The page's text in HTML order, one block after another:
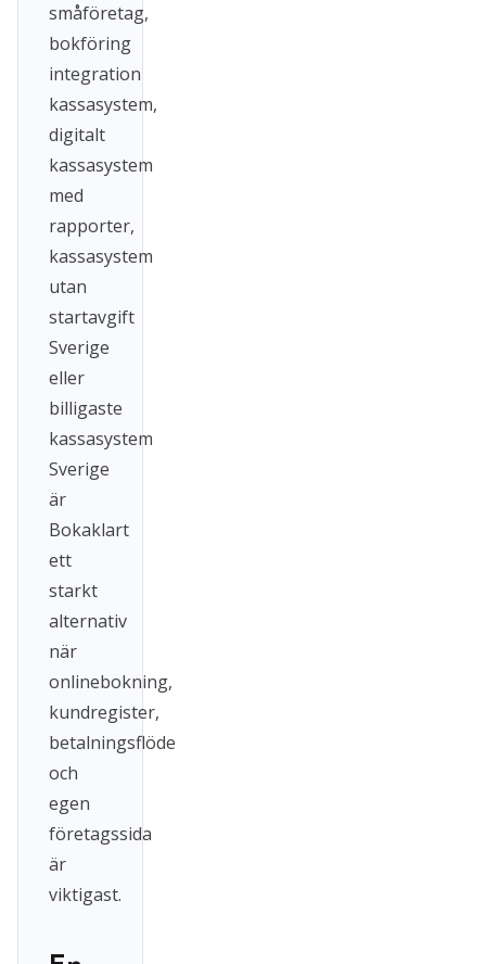
småföretag,
bokföring
integration
kassasystem,
digitalt
kassasystem
med
rapporter,
kassasystem
utan
startavgift
Sverige
eller
billigaste
kassasystem
Sverige
är
Bokaklart
ett
starkt
alternativ
när
onlinebokning,
kundregister,
betalningsflöde
och
egen
företagssida
är
viktigast.